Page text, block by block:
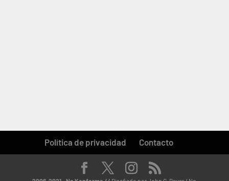
Política de privacidad Contacto